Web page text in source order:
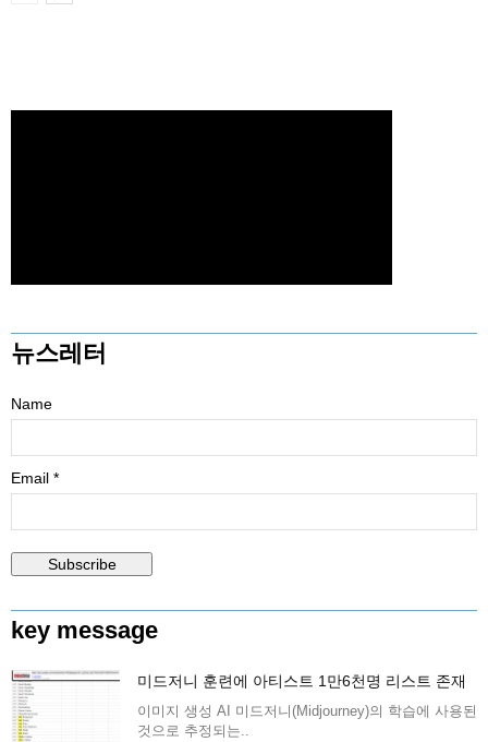
뉴스레터
Name
Email *
key message
미드저니 훈련에 아티스트 1만6천명 리스트 존재
이미지 생성 AI 미드저니(Midjourney)의 학습에 사용된
것으로 추정되는..